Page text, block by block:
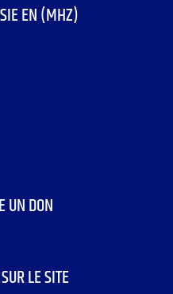
EN (MHZ)
UN DON
LE SITE